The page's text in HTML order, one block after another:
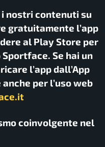
nostri contenuti su
gratuitamente l’app
al Play Store per
Se hai un
l’app dall’App
per l’uso web
coinvolgente nel